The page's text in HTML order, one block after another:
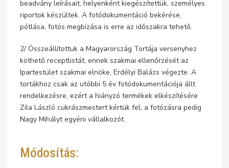
beadvány leírásait, helyenként kiegészítettük, személyes
riportok készültek. A fotódokumentáció bekérése,
pótlása, fotós megbízása is erre az időszakra tehető.
2/ Összeállítottuk a Magyarország Tortája versenyhez
köthető receptlistát, ennek szakmai ellenőrzését az
Ipartestület szakmai elnöke, Erdélyi Balázs végezte. A
tortákhoz csak az utóbbi 5 év fotódokumentációja állt
rendelkezésre, ezért a hiányzó termékek elkészítésére
Zila László cukrászmestert kértük fel, a fotózásra pedig
Nagy Mihályt egyéni vállalkozót.
Módosítás: